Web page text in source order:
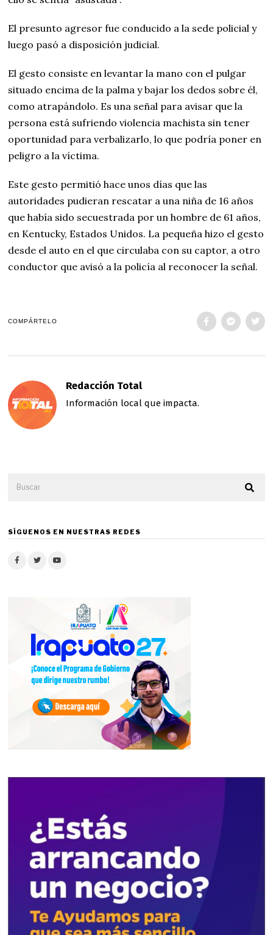
El presunto agresor fue conducido a la sede policial y
luego pasó a disposición judicial.
El gesto consiste en levantar la mano con el pulgar
situado encima de la palma y bajar los dedos sobre él,
como atrapándolo. Es una señal para avisar que la
persona está sufriendo violencia machista sin tener
oportunidad para verbalizarlo, lo que podría poner en
peligro a la víctima.
Este gesto permitió hace unos días que las
autoridades pudieran rescatar a una niña de 16 años
que había sido secuestrada por un hombre de 61 años,
en Kentucky, Estados Unidos. La pequeña hizo el gesto
desde el auto en el que circulaba con su captor, a otro
conductor que avisó a la policía al reconocer la señal.
COMPÁRTELO
Redacción Total
Información local que impacta.
SÍGUENOS EN NUESTRAS REDES